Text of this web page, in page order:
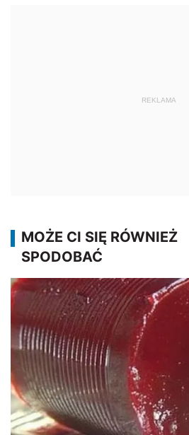
REKLAMA